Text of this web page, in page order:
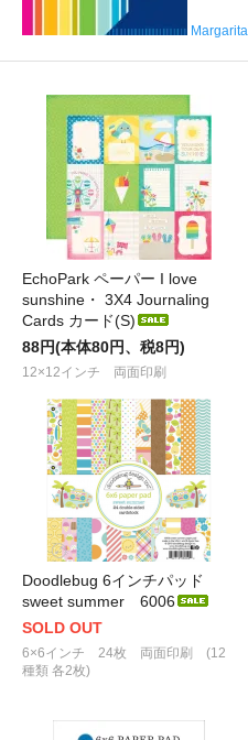
Margarita
EchoPark ペーパー I love
sunshine・ 3X4 Journaling
Cards カード(S)
88円(本体80円、税8円)
12×12インチ 両面印刷
Doodlebug 6インチパッド
sweet summer 6006
SOLD OUT
6×6インチ 24枚 両面印刷 (12
種類 各2枚)